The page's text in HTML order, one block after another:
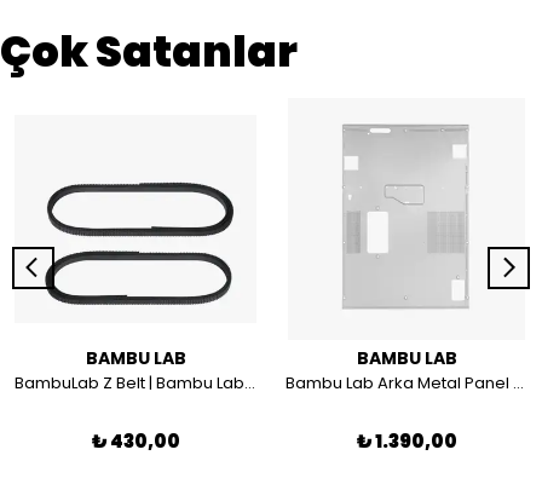
Çok Satanlar
BAMBU LAB
BambuLab Z Belt | Bambu Lab Z Kayışı - FAB002
₺ 430,00
BAMBU LAB
Bambu Lab Arka Metal Panel FAS011
₺ 1.390,00